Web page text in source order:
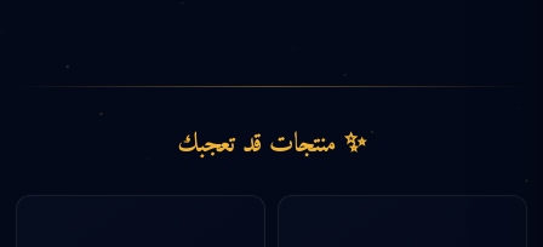
✨ منتجات قد تعجبك